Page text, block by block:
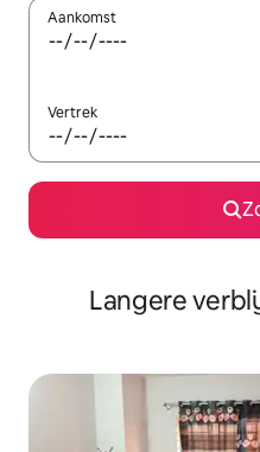
Aankomst
Vertrek
Langere